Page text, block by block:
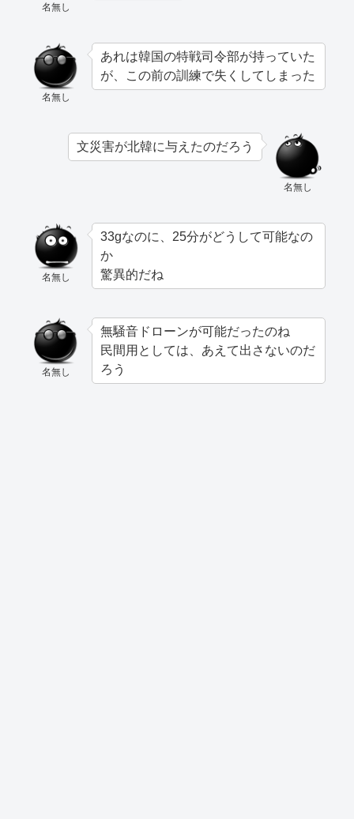
名無し
名無し
あれは韓国の特戦司令部が持っていた
が、この前の訓練で失くしてしまった
名無し
文災害が北韓に与えたのだろう
名無し
33gなのに、25分がどうして可能なの
か
驚異的だね
名無し
無騒音ドローンが可能だったのね
民間用としては、あえて出さないのだ
ろう